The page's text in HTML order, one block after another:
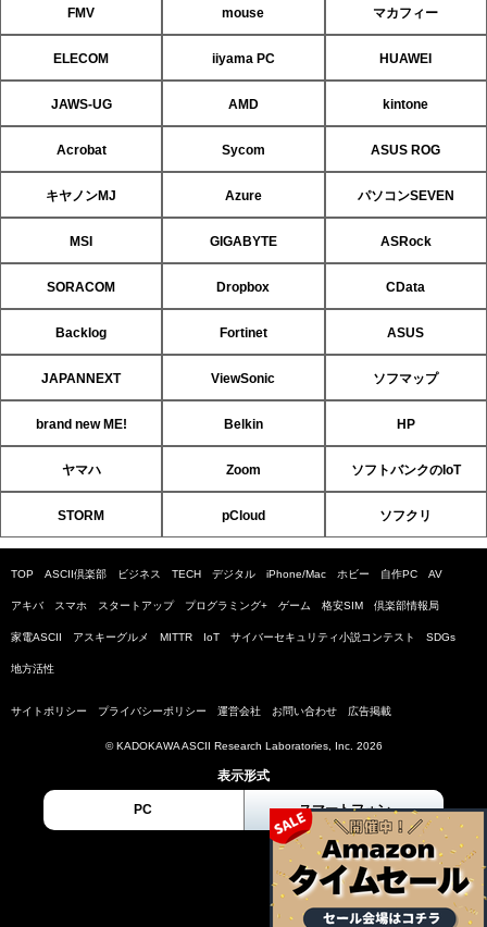
FMV mouse マカフィー
ELECOM iiyama PC HUAWEI
JAWS-UG AMD kintone
Acrobat Sycom ASUS ROG
キヤノンMJ Azure パソコンSEVEN
MSI GIGABYTE ASRock
SORACOM Dropbox CData
Backlog Fortinet ASUS
JAPANNEXT ViewSonic ソフマップ
brand new ME! Belkin HP
ヤマハ Zoom ソフトバンクのIoT
STORM pCloud ソフクリ
TOP ASCII倶楽部 ビジネス TECH デジタル iPhone/Mac ホビー 自作PC AV
アキバ スマホ スタートアップ プログラミング+ ゲーム 格安SIM 倶楽部情報局
家電ASCII アスキーグルメ MITTR IoT サイバーセキュリティ小説コンテスト SDGs
地方活性
サイトポリシー プライバシーポリシー 運営会社 お問い合わせ 広告掲載
© KADOKAWA ASCII Research Laboratories, Inc. 2026
表示形式
PC スマートフォン